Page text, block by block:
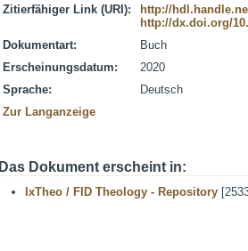
Zitierfähiger Link (URI):
http://
http://dx.doi.org/
Dokumentart:
Buch
Erscheinungsdatum:
2020
Sprache:
Deutsch
Zur Langanzeige
Das Dokument erscheint in:
IxTheo / FID Theology - Repository